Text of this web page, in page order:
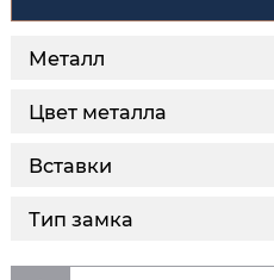
Металл
Цвет металла
Вставки
Тип замка